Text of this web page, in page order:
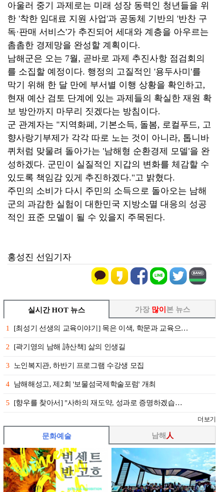
아울러 중기 과제로는 미래 성장 동력인 청년들을 위
한 '착한 임대료 지원 사업'과 공동체 기반의 '반찬 구
독·판매 서비스'가 추진되어 세대와 계층을 아우르는
촘촘한 경제망을 완성할 계획이다.
남해군은 오는 7월, 곧바로 과제 추진사항 점검회의
를 소집할 예정이다. 행정의 고질적인 '용두사미'를
막기 위해 한 달 만에 부서별 이행 상황을 확인하고,
현재 예산 검토 단계에 있는 과제들의 확실한 재원 확
보 방안까지 마무리 짓겠다는 방침이다.
군 관계자는 "지역화폐, 기본소득, 돌봄, 로컬푸드, 고
향사랑기부제가 각각 따로 노는 것이 아니라, 톱니바
퀴처럼 맞물려 돌아가는 '남해형 순환경제 모델'을 완
성하겠다. 군민이 실질적인 지갑의 변화를 체감할 수
있도록 책임감 있게 추진하겠다."고 밝혔다.
주민의 소비가 다시 주민의 소득으로 돌아오는 남해
군의 과감한 실험이 대한민국 지방소멸 대응의 성공
적인 표준 모델이 될 수 있을지 주목된다.
홍성진 선임기자
실시간 HOT 뉴스
1 [최성기 선생의 교육이야기] 목은 이색, 학문과 교육으…
2 [곽기영의 남해 詩산책] 삶의 인생길
3 노인복지관, 하반기 프로그램 수강생 모집
4 남해해성고, 제2회 '보물섬국제학술포럼' 개최
5 [향우를 찾아서] "사하의 재도약, 성과로 증명하겠습…
더보기
가장 많이 본 뉴스
문화예술 남해 人